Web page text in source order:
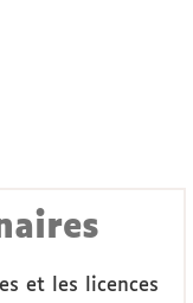
et les licences